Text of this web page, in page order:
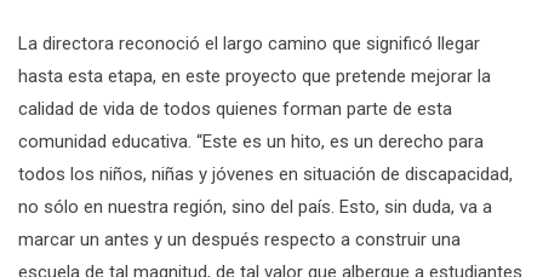
La directora reconoció el largo camino que significó llegar
hasta esta etapa, en este proyecto que pretende mejorar la
calidad de vida de todos quienes forman parte de esta
comunidad educativa. “Este es un hito, es un derecho para
todos los niños, niñas y jóvenes en situación de discapacidad,
no sólo en nuestra región, sino del país. Esto, sin duda, va a
marcar un antes y un después respecto a construir una
escuela de tal magnitud, de tal valor que albergue a estudiantes